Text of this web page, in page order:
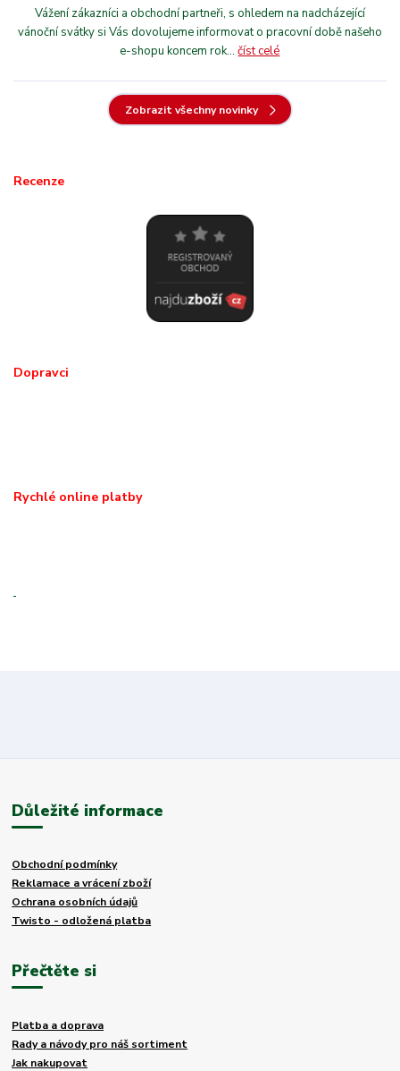
Vážení zákazníci a obchodní partneři, s ohledem na nadcházející
vánoční svátky si Vás dovolujeme informovat o pracovní době našeho
e-shopu koncem rok...číst celé
Zobrazit všechny novinky
Recenze
Dopravci
Rychlé online platby
Důležité informace
Obchodní podmínky
Reklamace a vrácení zboží
Ochrana osobních údajů
Twisto - odložená platba
Přečtěte si
Platba a doprava
Rady a návody pro náš sortiment
Jak nakupovat